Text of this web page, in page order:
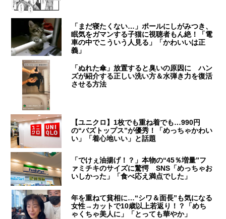
「まだ寝たくない…」ポールにしがみつき、
眠気をガマンする子猫に視聴者もん絶！「電
車の中でこういう人見る」「かわいいは正
義」
「ぬれた傘」放置すると臭いの原因に ハン
ズが紹介する正しい洗い方＆水弾き力を復活
させる方法
【ユニクロ】1枚でも重ね着でも…990円
の“バズトップス”が優秀！「めっちゃかわい
い」「着心地いい」と話題
「でけぇ油揚げ！？」本物の“45％増量”フ
ァミチキのサイズに驚愕 SNS「めっちゃお
いしかった」「食べ応え満点でした」
年を重ねて貧相に…“シワ＆面長”も気になる
女性→カットで10歳以上若返り！？「めち
ゃくちゃ美人に」「とっても華やか」